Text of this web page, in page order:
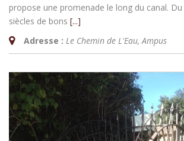
propose une promenade le long du canal.
siècles de bons [...]
Adresse : Le Chemin de L'Eau, Ampus